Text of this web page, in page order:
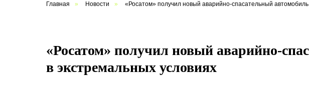
Главная » Новости » «Росатом» получил новый аварийно-спасательный
«Росатом» получил новый аварийно-
в экстремальных условиях